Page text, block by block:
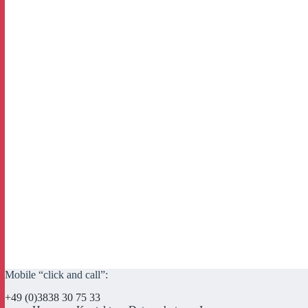
Mobile “click and call”:
+49 (0)3838 30 75 33